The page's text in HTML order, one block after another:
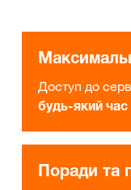
Доступ до
будь-який час
Поради та